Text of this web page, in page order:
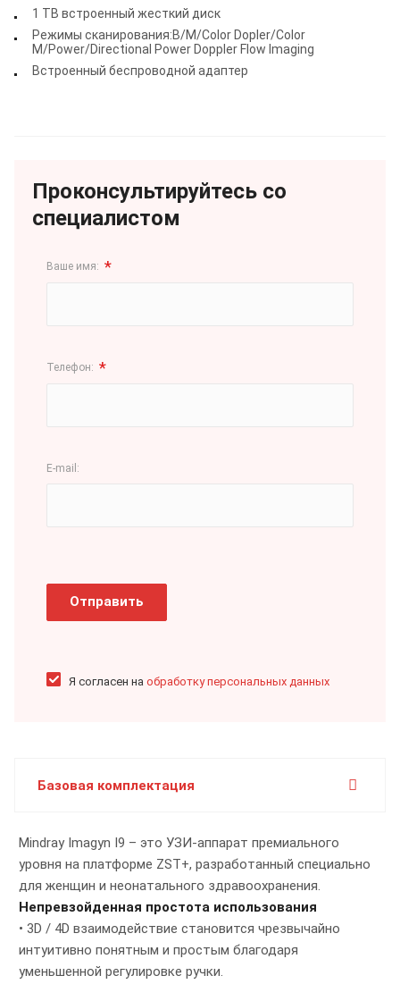
1 ТВ встроенный жесткий диск
Режимы сканирования:B/M/Color Dopler/Color
M/Power/Directional Power Doppler Flow Imaging
Встроенный беспроводной адаптер
Проконсультируйтесь со
специалистом
Ваше имя: *
Телефон: *
E-mail:
Отправить
Я согласен на обработку персональных данных
Базовая комплектация
Mindray Imagyn I9 – это УЗИ-аппарат премиального
уровня на платформе ZST+, разработанный специально
для женщин и неонатального здравоохранения.
Непревзойденная простота использования
• 3D / 4D взаимодействие становится чрезвычайно
интуитивно понятным и простым благодаря
уменьшенной регулировке ручки.